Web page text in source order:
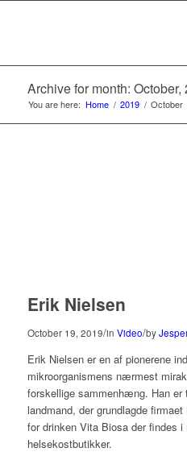
Archive for month: October,
You are here: Home / 2019 / October
Erik Nielsen
October 19, 2019/in Video/by
Erik Nielsen er en af pionerene
mikroorganismens nærmest
forskellige sammenhæng. Han er
landmand, der grundlagde
for drinken Vita Biosa der findes i
helsekostbutikker.